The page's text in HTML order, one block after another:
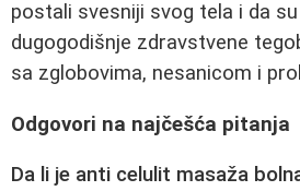
postali svesniji svog tela i da
dugogodišnje zdravstvene
sa zglobovima, nesanicom i
Odgovori na najčešća pitanja
Da li je anti celulit masaža